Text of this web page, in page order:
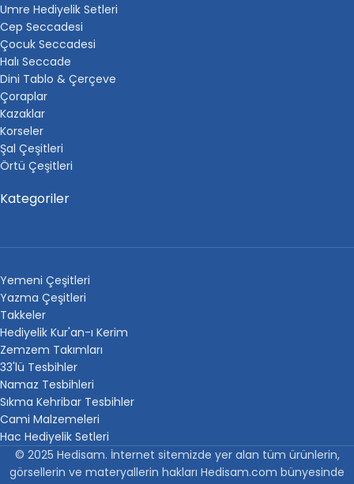
Umre Hediyelik Setleri
Cep Seccadesi
Çocuk Seccadesi
Halı Seccade
Dini Tablo & Çerçeve
Çoraplar
Kazaklar
Korseler
Şal Çeşitleri
Örtü Çeşitleri
Kategoriler
Yemeni Çeşitleri
Yazma Çeşitleri
Takkeler
Hediyelik Kur'an-ı Kerim
Zemzem Takımları
33'lü Tesbihler
Namaz Tesbihleri
Sıkma Kehribar Tesbihler
Cami Malzemeleri
Hac Hediyelik Setleri
© 2025 Hedisam. İnternet sitemizde yer alan tüm ürünlerin,
görsellerin ve materyallerin hakları Hedisam.com bünyesinde